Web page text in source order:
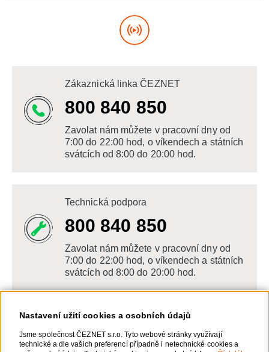
Nastavení užití cookies a osobních údajů
Jsme společnost ČEZNET s.r.o. Tyto webové stránky využívají
technické a dle vašich preferencí případně i netechnické cookies a
Zákaznická linka ČEZNET
800 840 850
Zavolat nám můžete v pracovní dny od
7:00 do 22:00 hod, o víkendech a státních
svátcích od 8:00 do 20:00 hod.
Technická podpora
800 840 850
Zavolat nám můžete v pracovní dny od
7:00 do 22:00 hod, o víkendech a státních
svátcích od 8:00 do 20:00 hod.
Napište nám